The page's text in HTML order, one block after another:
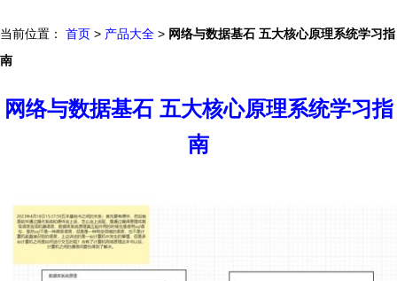
当前位置： 首页 > 产品大全 > 网络与数据基石 五大核心原理系统学习指
南
网络与数据基石 五大核心原理系统学习指
南